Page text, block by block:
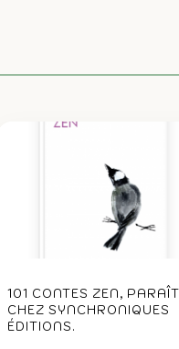
101 CONTES ZEN, PARAÎT
CHEZ SYNCHRONIQUES
ÉDITIONS.